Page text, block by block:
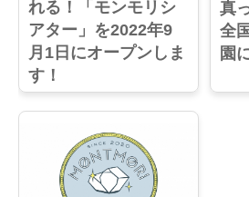
れる！「モンモリシ
アター」を2022年9
月1日にオープンしま
す！
真
全
園